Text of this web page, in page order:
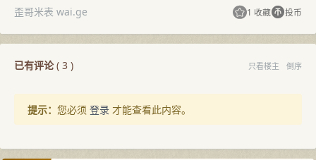
歪哥米表 wai.ge 1 收藏 投币
已有评论( 3 ) 只看楼主 倒序
提示： 您必须 登录 才能查看此内容。